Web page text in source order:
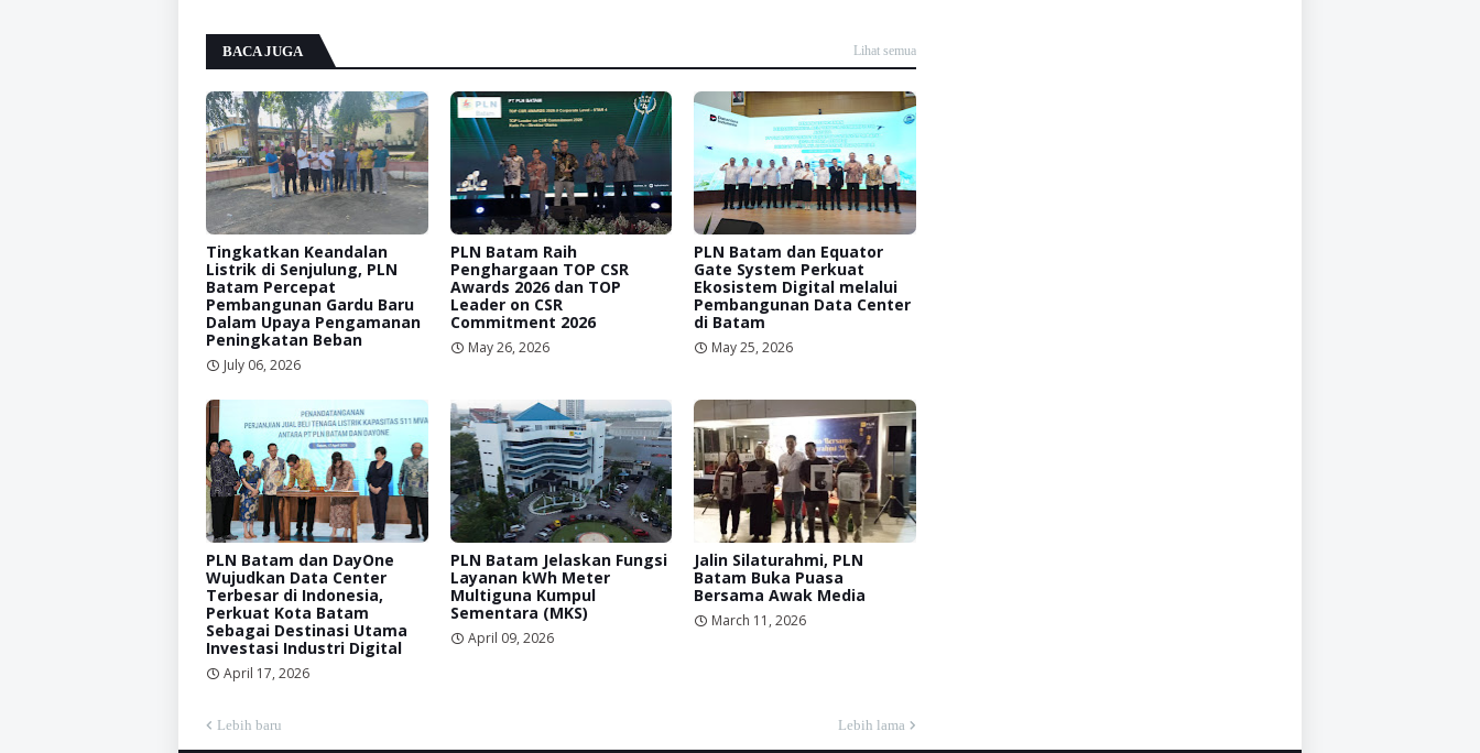
BACA JUGA Lihat semua
Tingkatkan Keandalan
Listrik di Senjulung, PLN
Batam Percepat
Pembangunan Gardu Baru
Dalam Upaya Pengamanan
Peningkatan Beban
July 06, 2026
PLN Batam Raih
Penghargaan TOP CSR
Awards 2026 dan TOP
Leader on CSR
Commitment 2026
May 26, 2026
PLN Batam dan Equator
Gate System Perkuat
Ekosistem Digital melalui
Pembangunan Data Center
di Batam
May 25, 2026
PLN Batam dan DayOne
Wujudkan Data Center
Terbesar di Indonesia,
Perkuat Kota Batam
Sebagai Destinasi Utama
Investasi Industri Digital
April 17, 2026
PLN Batam Jelaskan Fungsi
Layanan kWh Meter
Multiguna Kumpul
Sementara (MKS)
April 09, 2026
Jalin Silaturahmi, PLN
Batam Buka Puasa
Bersama Awak Media
March 11, 2026
Lebih baru Lebih lama